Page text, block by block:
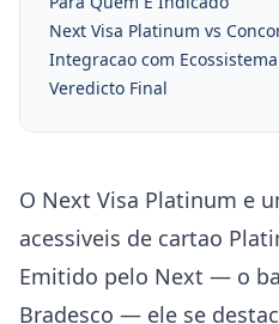
Next Visa Platinum vs
Integracao com
Veredicto Final
O Next Visa Platinum e
acessiveis de cartao
Emitido pelo Next — o
Bradesco — ele se